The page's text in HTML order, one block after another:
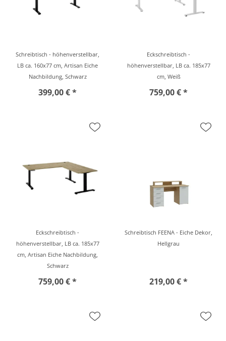
Schreibtisch - höhenverstellbar,
LB ca. 160x77 cm, Artisan Eiche
Nachbildung, Schwarz
399,00 € *
Eckschreibtisch -
höhenverstellbar, LB ca. 185x77
cm, Weiß
759,00 € *
Eckschreibtisch -
höhenverstellbar, LB ca. 185x77
cm, Artisan Eiche Nachbildung,
Schwarz
759,00 € *
Schreibtisch FEENA - Eiche Dekor,
Hellgrau
219,00 € *